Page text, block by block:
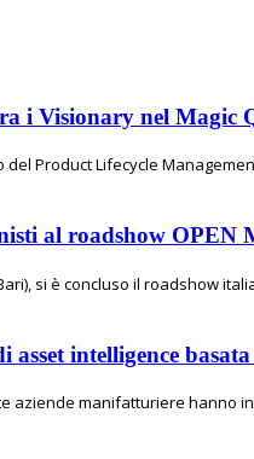
i Visionary nel Magic
Product Lifecycle
al roadshow OPEN
si è concluso il roadshow
intelligence
aziende manifatturiere hanno